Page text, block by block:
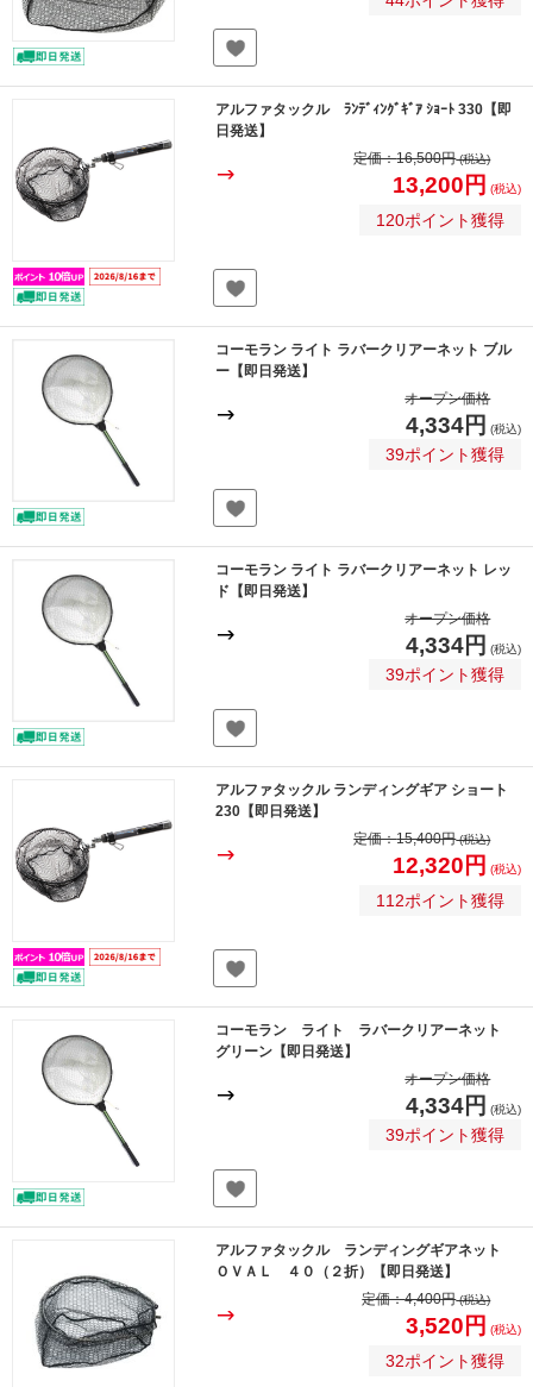
アルファタックル ﾗﾝﾃﾞｨﾝｸﾞｷﾞｱ ｼｮｰﾄ 330【即
日発送】
定価：16,500円(税込)
13,200円 (税込)
120ポイント獲得
コーモラン ライト ラバークリアーネット ブル
ー【即日発送】
オープン価格
4,334円 (税込)
39ポイント獲得
コーモラン ライト ラバークリアーネット レッ
ド【即日発送】
オープン価格
4,334円 (税込)
39ポイント獲得
アルファタックル ランディングギア ショート
230【即日発送】
定価：15,400円(税込)
12,320円 (税込)
112ポイント獲得
コーモラン ライト ラバークリアーネット
グリーン【即日発送】
オープン価格
4,334円 (税込)
39ポイント獲得
アルファタックル ランディングギアネット
ＯＶＡＬ ４０（２折）【即日発送】
定価：4,400円(税込)
3,520円 (税込)
32ポイント獲得